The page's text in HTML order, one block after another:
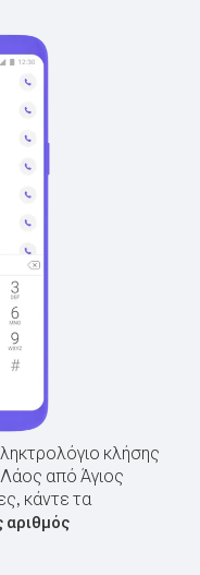
κλήσης
Λάος από Άγιος
κάντε τα
αριθμός